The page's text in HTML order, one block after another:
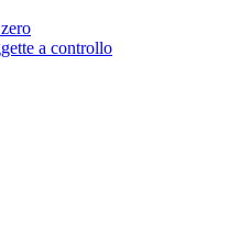
a controllo